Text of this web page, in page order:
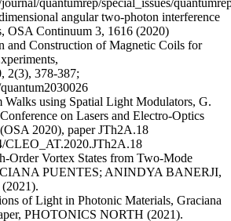
angular two-photon interference
OSA Continuum 3, 1616 (2020)
and Construction of Magnetic Coils for
2(3), 378-387;
Walks using Spatial Light Modulators, G.
on Lasers and Electro-Optics
2020), paper JTh2A.18
CLEO_AT.2020.JTh2A.18
Order Vortex States from Two-Mode
PUENTES; ANINDYA BANERJI,
of Light in Photonic Materials, Graciana
PHOTONICS NORTH (2021).